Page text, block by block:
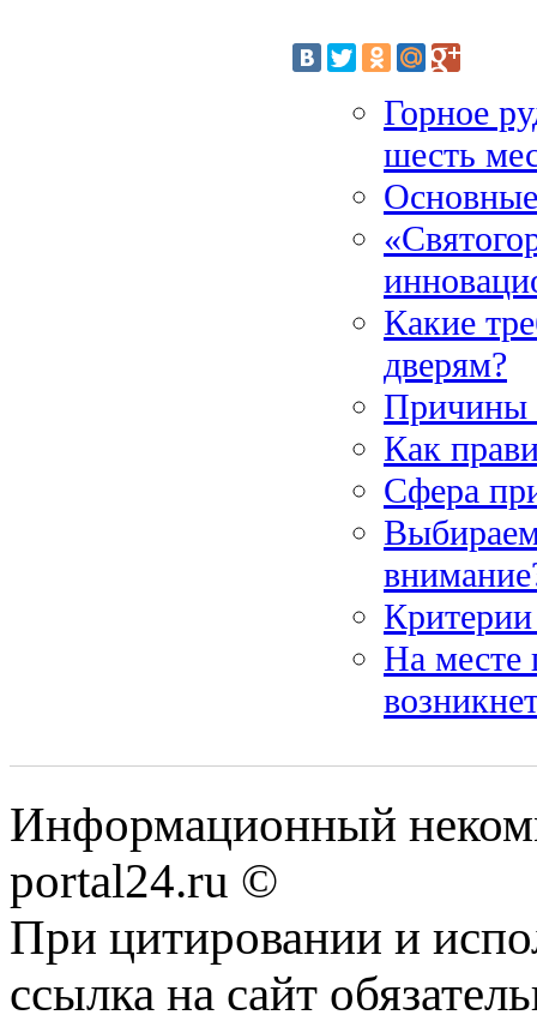
Горное
шесть
Какие
дверям?
Причины
Как
Сфера
На месте
Информационный
portal24.ru ©
При цитировании и
ссылка на сайт